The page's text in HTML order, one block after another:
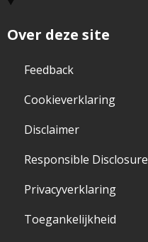
Over deze site
Feedback
Cookieverklaring
Disclaimer
Responsible Disclosure
Privacyverklaring
Toegankelijkheid